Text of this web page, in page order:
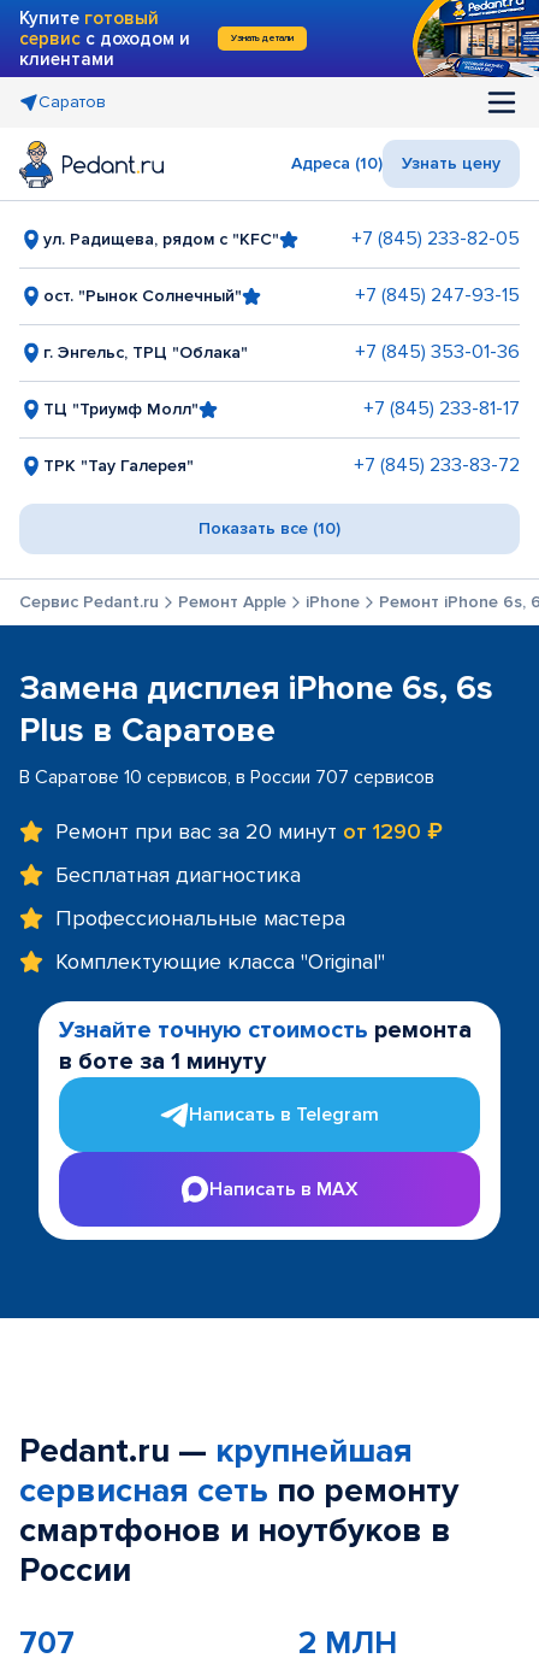
Купите готовый
сервис с доходом и
клиентами
Узнать детали
Саратов
Адреса (10) Узнать цену
ул. Радищева, рядом с "KFC" +7 (845) 233-82-05
ост. "Рынок Солнечный" +7 (845) 247-93-15
г. Энгельс, ТРЦ "Облака" +7 (845) 353-01-36
ТЦ "Триумф Молл" +7 (845) 233-81-17
ТРК "Тау Галерея" +7 (845) 233-83-72
Показать все (10)
Сервис Pedant.ru Ремонт Apple iPhone Ремонт iPhone 6s,
Замена дисплея iPhone 6s, 6s
Plus в Саратове
В Саратове 10 сервисов, в России 707 сервисов
Ремонт при вас за 20 минут от 1290 ₽
Бесплатная диагностика
Профессиональные мастера
Комплектующие класса "Original"
Узнайте точную стоимость ремонта
в боте за 1 минуту
Написать в Telegram
Написать в MAX
Pedant.ru — крупнейшая
сервисная сеть по ремонту
смартфонов и ноутбуков в
России
707 2 МЛН